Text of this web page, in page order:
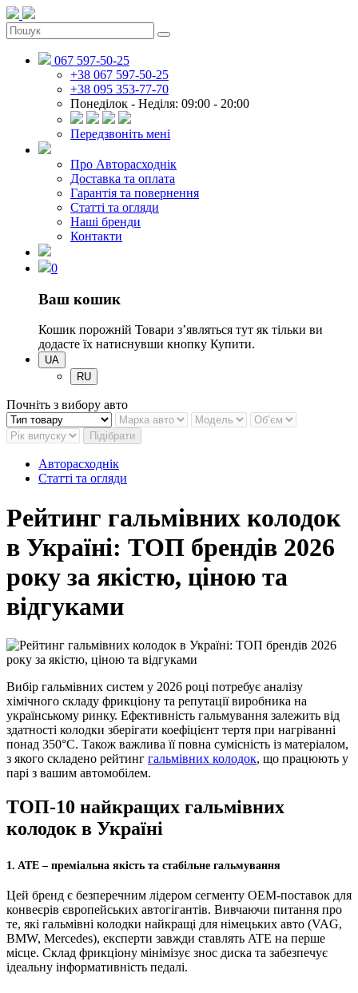
067 597-50-25
+38 067 597-50-25
+38 095 353-77-70
Понеділок - Неділя: 09:00 - 20:00
Передзвоніть мені
Про Авторасходнік
Доставка та оплата
Гарантія та повернення
Статті та огляди
Наші бренди
Контакти
0
Ваш кошик
Кошик порожній Товари зʼявляться тут як тільки ви
додасте їх натиснувши кнопку Купити.
UA
RU
Почніть з вибору авто
Підібрати
Авторасходнік
Статті та огляди
Рейтинг гальмівних колодок
в Україні: ТОП брендів 2026
року за якістю, ціною та
відгуками
Вибір гальмівних систем у 2026 році потребує аналізу
хімічного складу фрикціону та репутації виробника на
українському ринку. Ефективність гальмування залежить від
здатності колодки зберігати коефіцієнт тертя при нагріванні
понад 350°C. Також важлива її повна сумісність із матеріалом,
з якого складено рейтинг гальмівних колодок, що працюють у
парі з вашим автомобілем.
ТОП-10 найкращих гальмівних
колодок в Україні
1. ATE – преміальна якість та стабільне гальмування
Цей бренд є безперечним лідером сегменту OEM-поставок для
конвеєрів європейських автогігантів. Вивчаючи питання про
те, які гальмівні колодки найкращі для німецьких авто (VAG,
BMW, Mercedes), експерти завжди ставлять ATE на перше
місце. Склад фрикціону мінімізує знос диска та забезпечує
ідеальну інформативність педалі.